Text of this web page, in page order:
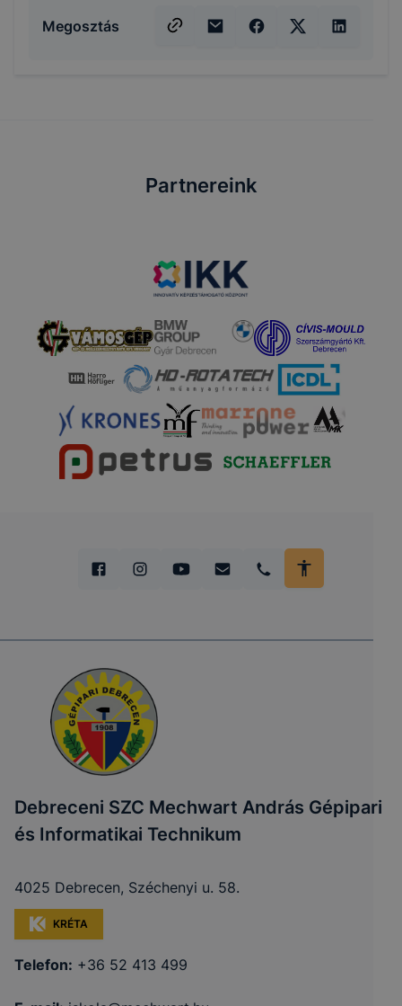
Megosztás
Partnereink
Debreceni SZC Mechwart András Gépipari
és Informatikai Technikum
4025 Debrecen, Széchenyi u. 58.
KRÉTA
Telefon: +36 52 413 499